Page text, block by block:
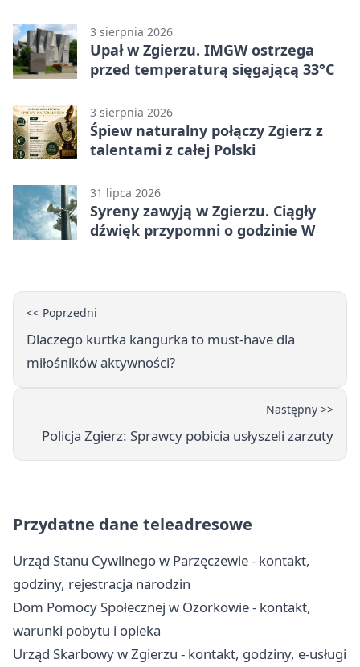
3 sierpnia 2026
Upał w Zgierzu. IMGW ostrzega
przed temperaturą sięgającą 33°C
3 sierpnia 2026
Śpiew naturalny połączy Zgierz z
talentami z całej Polski
31 lipca 2026
Syreny zawyją w Zgierzu. Ciągły
dźwięk przypomni o godzinie W
<< Poprzedni
Dlaczego kurtka kangurka to must-have dla
miłośników aktywności?
Następny >>
Policja Zgierz: Sprawcy pobicia usłyszeli zarzuty
Przydatne dane teleadresowe
Urząd Stanu Cywilnego w Parzęczewie - kontakt,
godziny, rejestracja narodzin
Dom Pomocy Społecznej w Ozorkowie - kontakt,
warunki pobytu i opieka
Urząd Skarbowy w Zgierzu - kontakt, godziny, e-usługi